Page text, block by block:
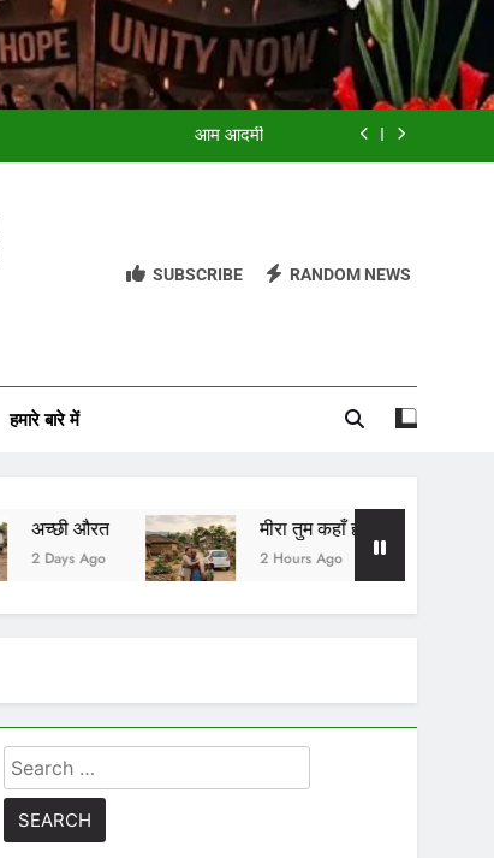
मीरा तुम कहाँ हो
आम आदमी
मित्र
SUBSCRIBE RANDOM NEWS
हमारे बारे में
मीरा तुम कहाँ हो
2 Hours Ago
Search
for: